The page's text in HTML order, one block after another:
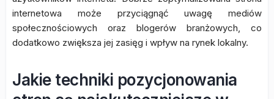
internetowa może przyciągnąć uwagę mediów
społecznościowych oraz blogerów branżowych, co
dodatkowo zwiększa jej zasięg i wpływ na rynek lokalny.
Jakie techniki pozycjonowania